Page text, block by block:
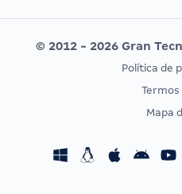
Editais publicados
CONCURSOS POR PROFISSÃO
Concursos Fiscais
© 2012 - 2026 Gran
Política de
Termos
Mapa